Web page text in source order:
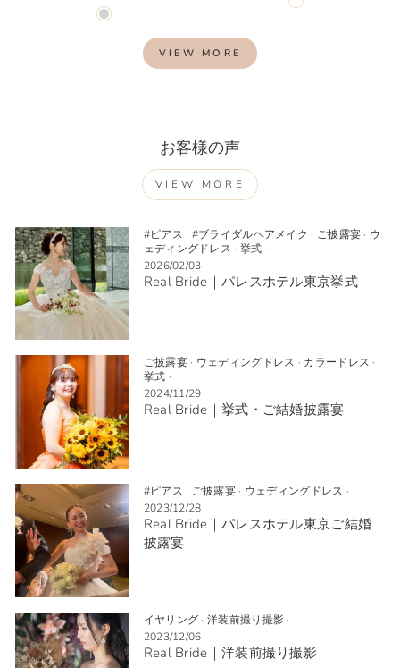
VIEW MORE
お客様の声
VIEW MORE
#ピアス · #ブライダルヘアメイク · ご披露宴 · ウ
ェディングドレス · 挙式 ·
2026/02/03
Real Bride｜パレスホテル東京挙式
ご披露宴· ウェディングドレス · カラードレス ·
挙式 ·
2024/11/29
Real Bride｜挙式・ご結婚披露宴
#ピアス · ご披露宴· ウェディングドレス ·
2023/12/28
Real Bride｜パレスホテル東京ご結婚
披露宴
イヤリング ·洋装前撮り撮影 ·
2023/12/06
Real Bride｜洋装前撮り撮影